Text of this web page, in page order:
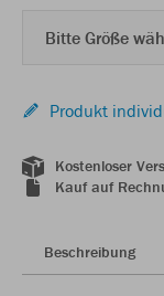
Bitte Größe
Produkt
Kostenloser
Kauf auf
Beschreibung